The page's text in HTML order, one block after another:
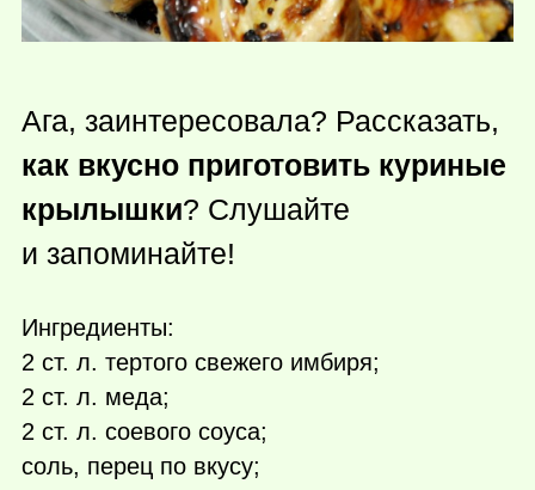
Ага, заинтересовала? Рассказать,
как вкусно приготовить куриные
крылышки? Слушайте
и запоминайте!
Ингредиенты:
2 ст. л. тертого свежего имбиря;
2 ст. л. меда;
2 ст. л. соевого соуса;
соль, перец по вкусу;